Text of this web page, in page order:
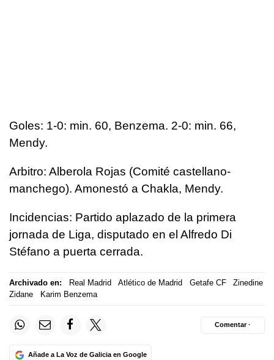
Goles: 1-0: min. 60, Benzema. 2-0: min. 66,
Mendy.
Arbitro: Alberola Rojas (Comité castellano-
manchego). Amonestó a Chakla, Mendy.
Incidencias: Partido aplazado de la primera
jornada de Liga, disputado en el Alfredo Di
Stéfano a puerta cerrada.
Archivado en: Real Madrid Atlético de Madrid Getafe CF
Zinedine
Zidane
Karim Benzema
Añade a La Voz de Galicia en Google
Comentar ·